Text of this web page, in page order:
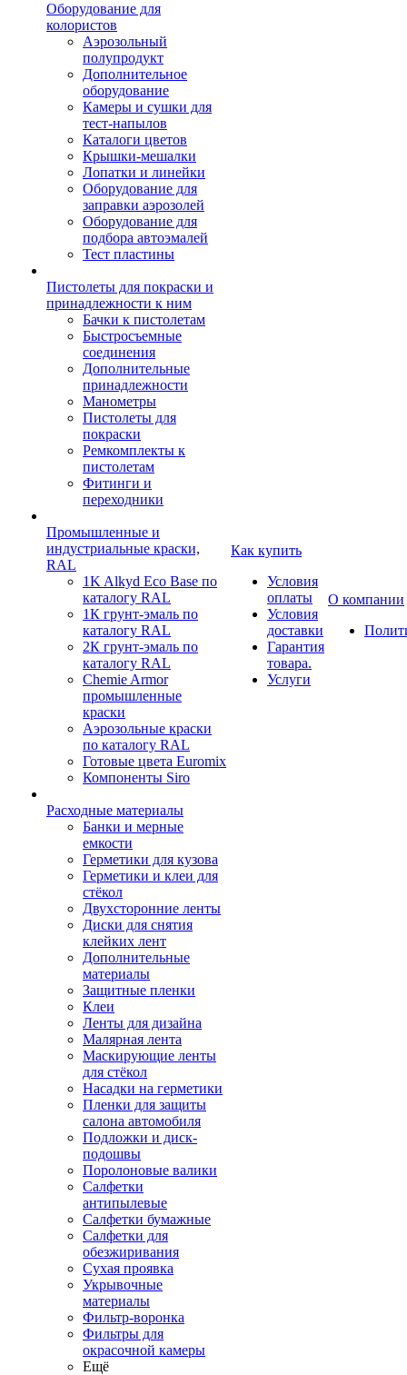
Оборудование для
колористов
Аэрозольный
полупродукт
Дополнительное
оборудование
Камеры и сушки для
тест-напылов
Каталоги цветов
Крышки-мешалки
Лопатки и линейки
Оборудование для
заправки аэрозолей
Оборудование для
подбора автоэмалей
Тест пластины
Пистолеты для покраски и
принадлежности к ним
Бачки к пистолетам
Быстросъемные
соединения
Дополнительные
принадлежности
Манометры
Пистолеты для
покраски
Ремкомплекты к
пистолетам
Фитинги и
переходники
Промышленные и
индустриальные краски,
RAL
1K Alkyd Eco Base по
каталогу RAL
1К грунт-эмаль по
каталогу RAL
2К грунт-эмаль по
каталогу RAL
Chemie Armor
промышленные
краски
Аэрозольные краски
по каталогу RAL
Готовые цвета Euromix
Компоненты Siro
Расходные материалы
Банки и мерные
емкости
Герметики для кузова
Герметики и клеи для
стёкол
Двухсторонние ленты
Диски для снятия
клейких лент
Дополнительные
материалы
Защитные пленки
Клеи
Ленты для дизайна
Малярная лента
Маскирующие ленты
для стёкол
Насадки на герметики
Пленки для защиты
салона автомобиля
Подложки и диск-
подошвы
Поролоновые валики
Салфетки
антипылевые
Салфетки бумажные
Салфетки для
обезжиривания
Сухая проявка
Укрывочные
материалы
Фильтр-воронка
Фильтры для
окрасочной камеры
Ещё
Как купить
Условия
оплаты
Условия
доставки
Гарантия
товара.
Услуги
О компании